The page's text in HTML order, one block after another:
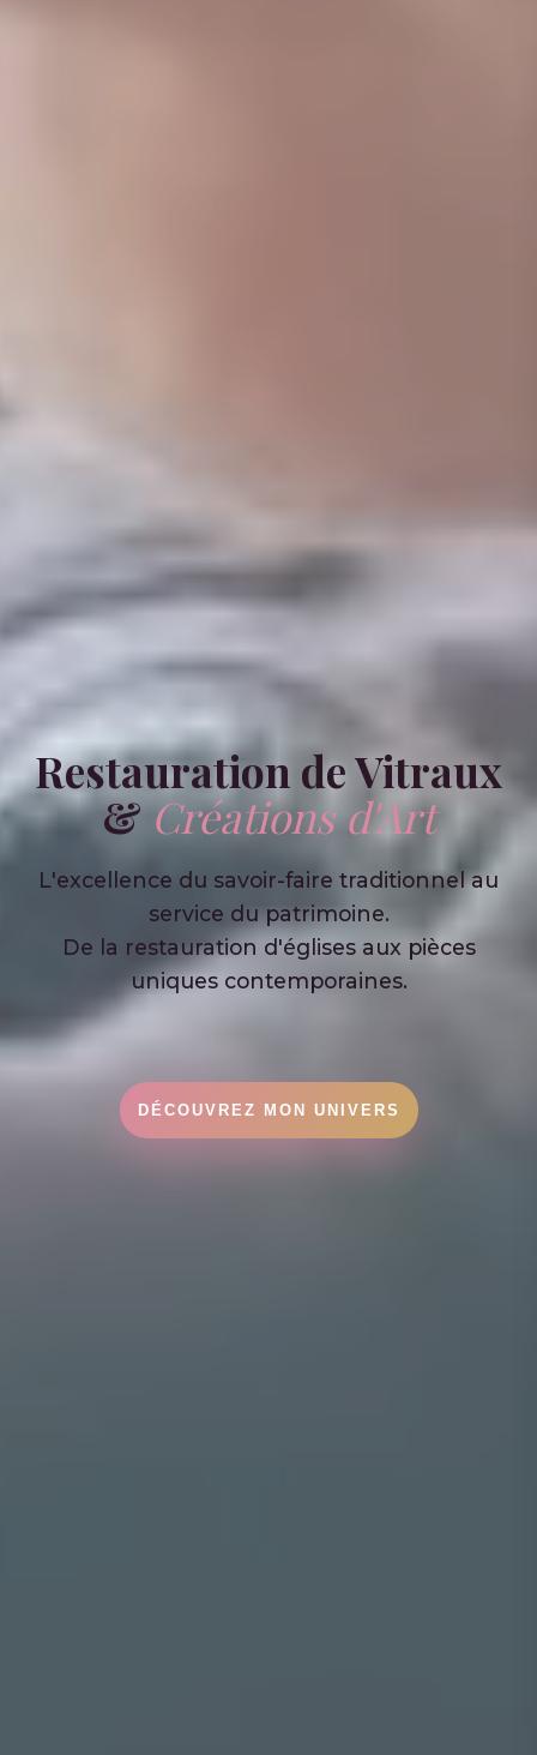
Restauration de Vitraux
&Créations d'Art
L'excellence du savoir-faire traditionnel au
service du patrimoine.
De la restauration d'églises aux pièces
uniques contemporaines.
DÉCOUVREZ MON UNIVERS